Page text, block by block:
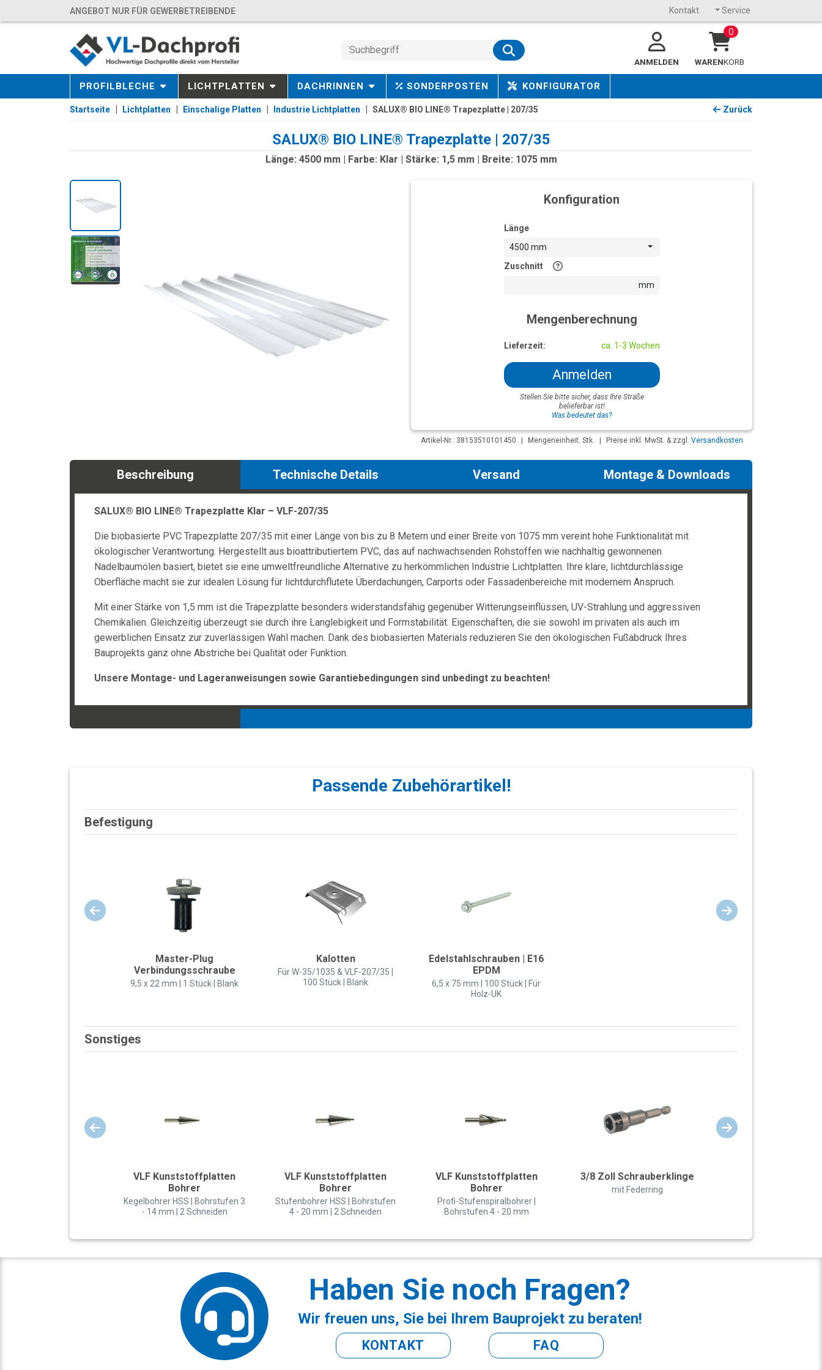
ANGEBOT NUR FÜR GEWERBETREIBENDE Kontakt Service
ANMELDEN
0
WARENKORB
PROFILBLECHE LICHTPLATTEN DACHRINNEN SONDERPOSTEN KONFIGURATOR
Startseite Lichtplatten Einschalige Platten Industrie Lichtplatten SALUX® BIO LINE® Trapezplatte | 207/35 Zurück
SALUX® BIO LINE® Trapezplatte | 207/35
Länge: 4500 mm | Farbe: Klar | Stärke: 1,5 mm | Breite: 1075 mm
Konfiguration
Länge
4500 mm
Zuschnitt
mm
Mengenberechnung
Lieferzeit: ca. 1-3 Wochen
Anmelden
Stellen Sie bitte sicher, dass Ihre Straße
belieferbar ist!
Was bedeutet das?
Artikel-Nr.: 38153510101450 Mengeneinheit: Stk. Preise inkl. MwSt. & zzgl. Versandkosten
Beschreibung Technische Details Versand Montage & Downloads
SALUX® BIO LINE® Trapezplatte Klar – VLF-207/35
Die biobasierte PVC Trapezplatte 207/35 mit einer Länge von bis zu 8 Metern und einer Breite von 1075 mm vereint hohe Funktionalität mit
ökologischer Verantwortung. Hergestellt aus bioattributiertem PVC, das auf nachwachsenden Rohstoffen wie nachhaltig gewonnenen
Nadelbaumölen basiert, bietet sie eine umweltfreundliche Alternative zu herkömmlichen Industrie Lichtplatten. Ihre klare, lichtdurchlässige
Oberfläche macht sie zur idealen Lösung für lichtdurchflutete Überdachungen, Carports oder Fassadenbereiche mit modernem Anspruch.
Mit einer Stärke von 1,5 mm ist die Trapezplatte besonders widerstandsfähig gegenüber Witterungseinflüssen, UV-Strahlung und aggressiven
Chemikalien. Gleichzeitig überzeugt sie durch ihre Langlebigkeit und Formstabilität. Eigenschaften, die sie sowohl im privaten als auch im
gewerblichen Einsatz zur zuverlässigen Wahl machen. Dank des biobasierten Materials reduzieren Sie den ökologischen Fußabdruck Ihres
Bauprojekts ganz ohne Abstriche bei Qualität oder Funktion.
Unsere Montage- und Lageranweisungen sowie Garantiebedingungen sind unbedingt zu beachten!
Passende Zubehörartikel!
Befestigung
Master-Plug
Verbindungsschraube
9,5 x 22 mm | 1 Stück | Blank
Kalotten
Für W-35/1035 & VLF-207/35 |
100 Stück | Blank
Edelstahlschrauben | E16
EPDM
6,5 x 75 mm | 100 Stück | Für
Holz-UK
Sonstiges
VLF Kunststoffplatten
Bohrer
Kegelbohrer HSS | Bohrstufen 3
- 14 mm | 2 Schneiden
VLF Kunststoffplatten
Bohrer
Stufenbohrer HSS | Bohrstufen
4 - 20 mm | 2 Schneiden
VLF Kunststoffplatten
Bohrer
Profi-Stufenspiralbohrer |
Bohrstufen 4 - 20 mm
3/8 Zoll Schrauberklinge
mit Federring
Haben Sie noch Fragen?
Wir freuen uns, Sie bei Ihrem Bauprojekt zu beraten!
KONTAKT FAQ